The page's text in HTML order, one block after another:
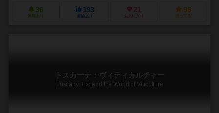
36
興味あり
193
経験あり
21
お気に入り
98
持ってる
トスカーナ：ヴィティカルチャー
Tuscany: Expand the World of Viticulture